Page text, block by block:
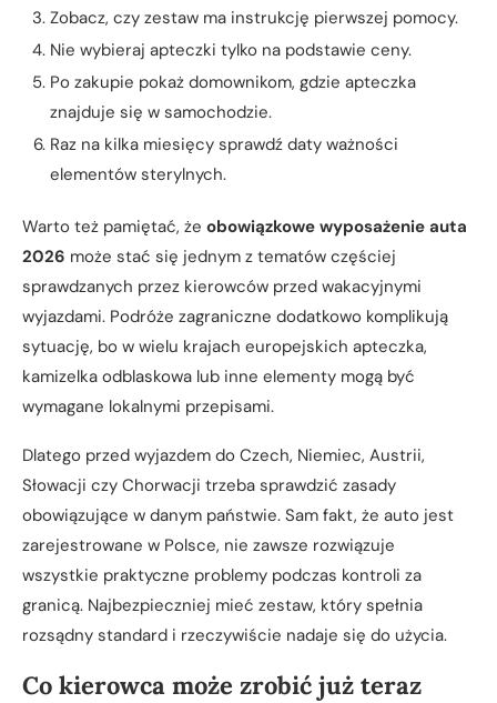
Zobacz, czy zestaw ma instrukcję pierwszej pomocy.
Nie wybieraj apteczki tylko na podstawie ceny.
Po zakupie pokaż domownikom, gdzie apteczka
znajduje się w samochodzie.
Raz na kilka miesięcy sprawdź daty ważności
elementów sterylnych.
Warto też pamiętać, że obowiązkowe wyposażenie auta
2026 może stać się jednym z tematów częściej
sprawdzanych przez kierowców przed wakacyjnymi
wyjazdami. Podróże zagraniczne dodatkowo komplikują
sytuację, bo w wielu krajach europejskich apteczka,
kamizelka odblaskowa lub inne elementy mogą być
wymagane lokalnymi przepisami.
Dlatego przed wyjazdem do Czech, Niemiec, Austrii,
Słowacji czy Chorwacji trzeba sprawdzić zasady
obowiązujące w danym państwie. Sam fakt, że auto jest
zarejestrowane w Polsce, nie zawsze rozwiązuje
wszystkie praktyczne problemy podczas kontroli za
granicą. Najbezpieczniej mieć zestaw, który spełnia
rozsądny standard i rzeczywiście nadaje się do użycia.
Co kierowca może zrobić już teraz